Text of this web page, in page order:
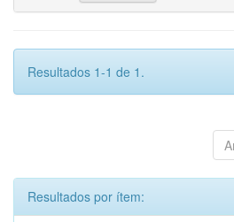
Resultados 1-1 de 1.
Resultados por ítem: